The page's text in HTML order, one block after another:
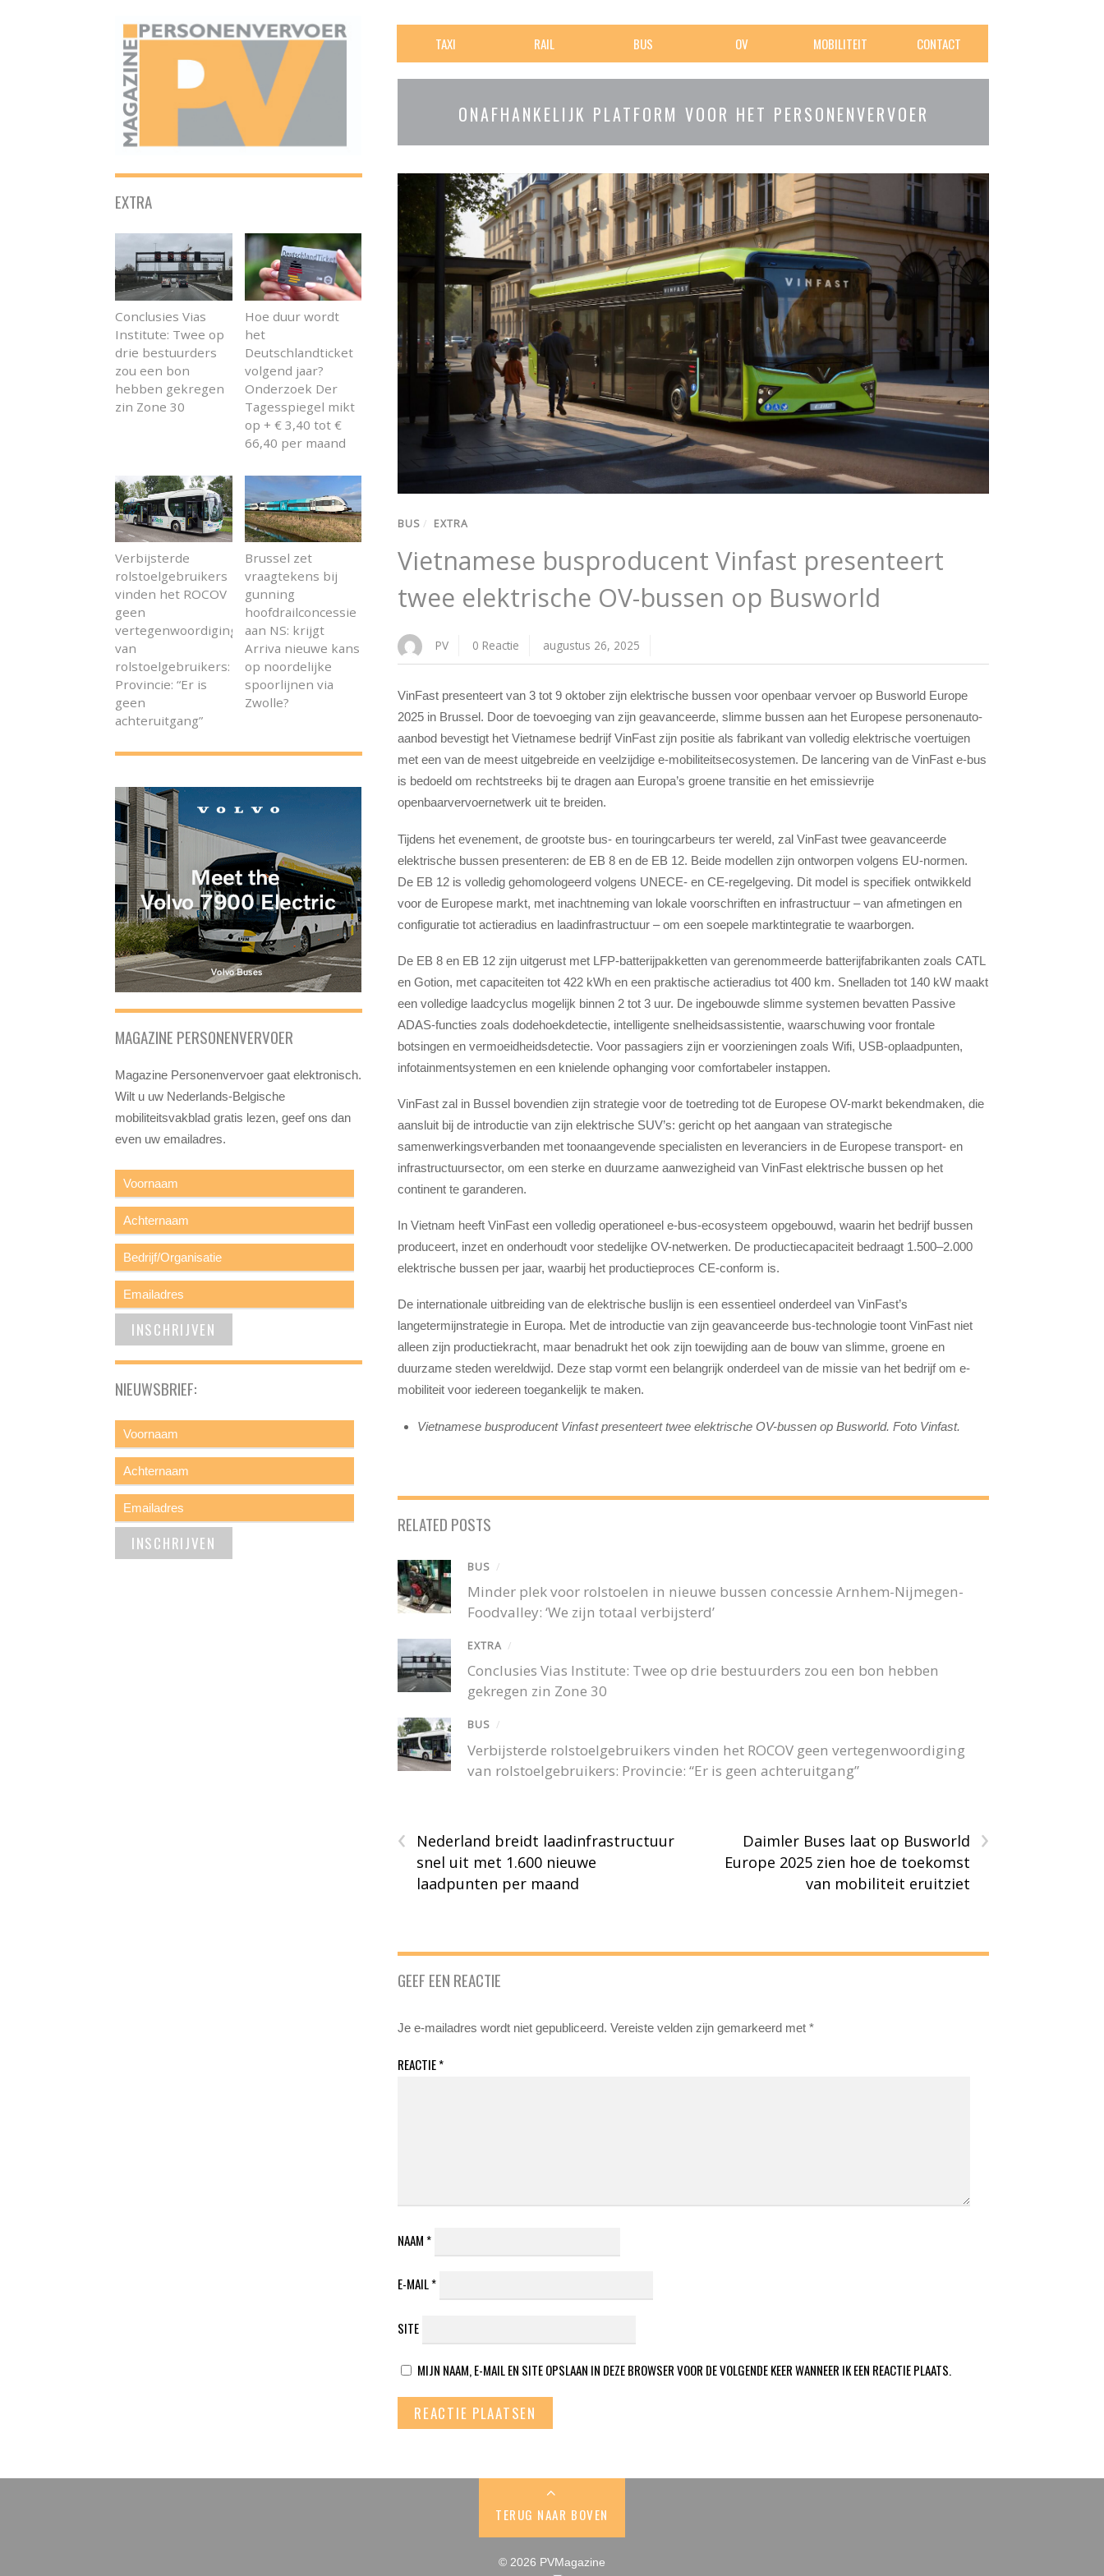
TAXI RAIL BUS OV MOBILITEIT CONTACT
ONAFHANKELIJK PLATFORM VOOR HET PERSONENVERVOER
BUS / EXTRA
Vietnamese busproducent Vinfast presenteert
twee elektrische OV-bussen op Busworld
PV 0 Reactie augustus 26, 2025
VinFast presenteert van 3 tot 9 oktober zijn elektrische bussen voor openbaar vervoer op Busworld Europe
2025 in Brussel. Door de toevoeging van zijn geavanceerde, slimme bussen aan het Europese personenauto-
aanbod bevestigt het Vietnamese bedrijf VinFast zijn positie als fabrikant van volledig elektrische voertuigen
met een van de meest uitgebreide en veelzijdige e-mobiliteitsecosystemen. De lancering van de VinFast e-bus
is bedoeld om rechtstreeks bij te dragen aan Europa’s groene transitie en het emissievrije
openbaarvervoernetwerk uit te breiden.
Tijdens het evenement, de grootste bus- en touringcarbeurs ter wereld, zal VinFast twee geavanceerde
elektrische bussen presenteren: de EB 8 en de EB 12. Beide modellen zijn ontworpen volgens EU-normen.
De EB 12 is volledig gehomologeerd volgens UNECE- en CE-regelgeving. Dit model is specifiek ontwikkeld
voor de Europese markt, met inachtneming van lokale voorschriften en infrastructuur – van afmetingen en
configuratie tot actieradius en laadinfrastructuur – om een soepele marktintegratie te waarborgen.
De EB 8 en EB 12 zijn uitgerust met LFP-batterijpakketten van gerenommeerde batterijfabrikanten zoals CATL
en Gotion, met capaciteiten tot 422 kWh en een praktische actieradius tot 400 km. Snelladen tot 140 kW maakt
een volledige laadcyclus mogelijk binnen 2 tot 3 uur. De ingebouwde slimme systemen bevatten Passive
ADAS-functies zoals dodehoekdetectie, intelligente snelheidsassistentie, waarschuwing voor frontale
botsingen en vermoeidheidsdetectie. Voor passagiers zijn er voorzieningen zoals Wifi, USB-oplaadpunten,
infotainmentsystemen en een knielende ophanging voor comfortabeler instappen.
VinFast zal in Bussel bovendien zijn strategie voor de toetreding tot de Europese OV-markt bekendmaken, die
aansluit bij de introductie van zijn elektrische SUV’s: gericht op het aangaan van strategische
samenwerkingsverbanden met toonaangevende specialisten en leveranciers in de Europese transport- en
infrastructuursector, om een sterke en duurzame aanwezigheid van VinFast elektrische bussen op het
continent te garanderen.
In Vietnam heeft VinFast een volledig operationeel e-bus-ecosysteem opgebouwd, waarin het bedrijf bussen
produceert, inzet en onderhoudt voor stedelijke OV-netwerken. De productiecapaciteit bedraagt 1.500–2.000
elektrische bussen per jaar, waarbij het productieproces CE-conform is.
De internationale uitbreiding van de elektrische buslijn is een essentieel onderdeel van VinFast’s
langetermijnstrategie in Europa. Met de introductie van zijn geavanceerde bus-technologie toont VinFast niet
alleen zijn productiekracht, maar benadrukt het ook zijn toewijding aan de bouw van slimme, groene en
duurzame steden wereldwijd. Deze stap vormt een belangrijk onderdeel van de missie van het bedrijf om e-
mobiliteit voor iedereen toegankelijk te maken.
Vietnamese busproducent Vinfast presenteert twee elektrische OV-bussen op Busworld. Foto Vinfast.
RELATED POSTS
BUS /
Minder plek voor rolstoelen in nieuwe bussen concessie Arnhem-Nijmegen-
Foodvalley: ‘We zijn totaal verbijsterd’
EXTRA /
Conclusies Vias Institute: Twee op drie bestuurders zou een bon hebben
gekregen zin Zone 30
BUS /
Verbijsterde rolstoelgebruikers vinden het ROCOV geen vertegenwoordiging
van rolstoelgebruikers: Provincie: “Er is geen achteruitgang”
‹
Nederland breidt laadinfrastructuur
snel uit met 1.600 nieuwe
laadpunten per maand
›
Daimler Buses laat op Busworld
Europe 2025 zien hoe de toekomst
van mobiliteit eruitziet
GEEF EEN REACTIE
Je e-mailadres wordt niet gepubliceerd. Vereiste velden zijn gemarkeerd met*
REACTIE*
NAAM *
E-MAIL*
SITE
MIJN NAAM, E-MAIL EN SITE OPSLAAN IN DEZE BROWSER VOOR DE VOLGENDE KEER WANNEER IK EEN REACTIE PLAATS.
EXTRA
Conclusies Vias
Institute: Twee op
drie bestuurders
zou een bon
hebben gekregen
zin Zone 30
Hoe duur wordt
het
Deutschlandticket
volgend jaar?
Onderzoek Der
Tagesspiegel mikt
op + € 3,40 tot €
66,40 per maand
Verbijsterde
rolstoelgebruikers
vinden het ROCOV
geen
vertegenwoordiging
van
rolstoelgebruikers:
Provincie: “Er is
geen
achteruitgang”
Brussel zet
vraagtekens bij
gunning
hoofdrailconcessie
aan NS: krijgt
Arriva nieuwe kans
op noordelijke
spoorlijnen via
Zwolle?
MAGAZINE PERSONENVERVOER
Magazine Personenvervoer gaat elektronisch.
Wilt u uw Nederlands-Belgische
mobiliteitsvakblad gratis lezen, geef ons dan
even uw emailadres.
NIEUWSBRIEF:
TERUG NAAR BOVEN
© 2026 PVMagazine